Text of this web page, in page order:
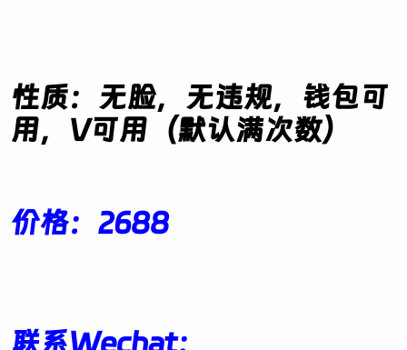
性质：无脸，无违规，钱包可
用，V可用（默认满次数）
价格：2688
联系Wechat：